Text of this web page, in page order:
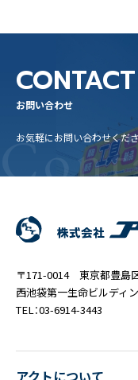
CONTACT
お問い合わせ
お気軽にお問い合わせくだ
〒171-0014 東京都豊島
西池袋第一生命ビルディ
TEL：03-6914-3443
アクトについて